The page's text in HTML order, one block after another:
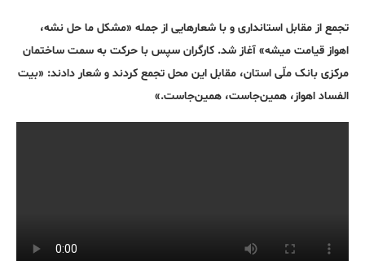
تجمع از مقابل استانداری و با شعار‌هایی از جمله «مشکل ما حل نشه،
اهواز قیامت میشه» آغاز شد. کارگران سپس با حرکت به سمت ساختمان
مرکزی بانک ملّی استان، مقابل این محل تجمع کردند و شعار دادند: «بیت
الفساد اهواز، همین‌جاست، همین‌جاست.»